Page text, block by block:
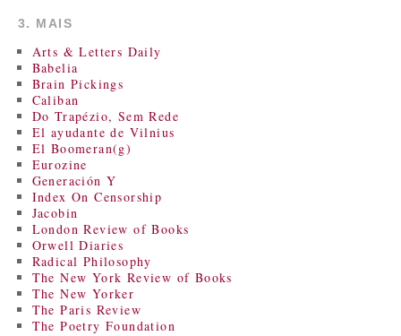
3. MAIS
Arts & Letters Daily
Babelia
Brain Pickings
Caliban
Do Trapézio, Sem Rede
El ayudante de Vilnius
El Boomeran(g)
Eurozine
Generación Y
Index On Censorship
Jacobin
London Review of Books
Orwell Diaries
Radical Philosophy
The New York Review of Books
The New Yorker
The Paris Review
The Poetry Foundation